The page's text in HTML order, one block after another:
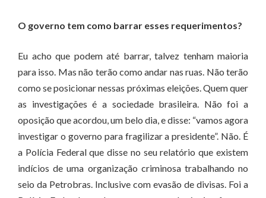
O governo tem como barrar esses requerimentos?
Eu acho que podem até barrar, talvez tenham maioria
para isso. Mas não terão como andar nas ruas. Não terão
como se posicionar nessas próximas eleições. Quem quer
as investigações é a sociedade brasileira. Não foi a
oposição que acordou, um belo dia, e disse: “vamos agora
investigar o governo para fragilizar a presidente”. Não. É
a Polícia Federal que disse no seu relatório que existem
indícios de uma organização criminosa trabalhando no
seio da Petrobras. Inclusive com evasão de divisas. Foi a